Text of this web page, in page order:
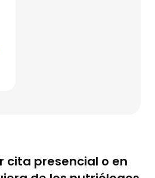
cita presencial o en